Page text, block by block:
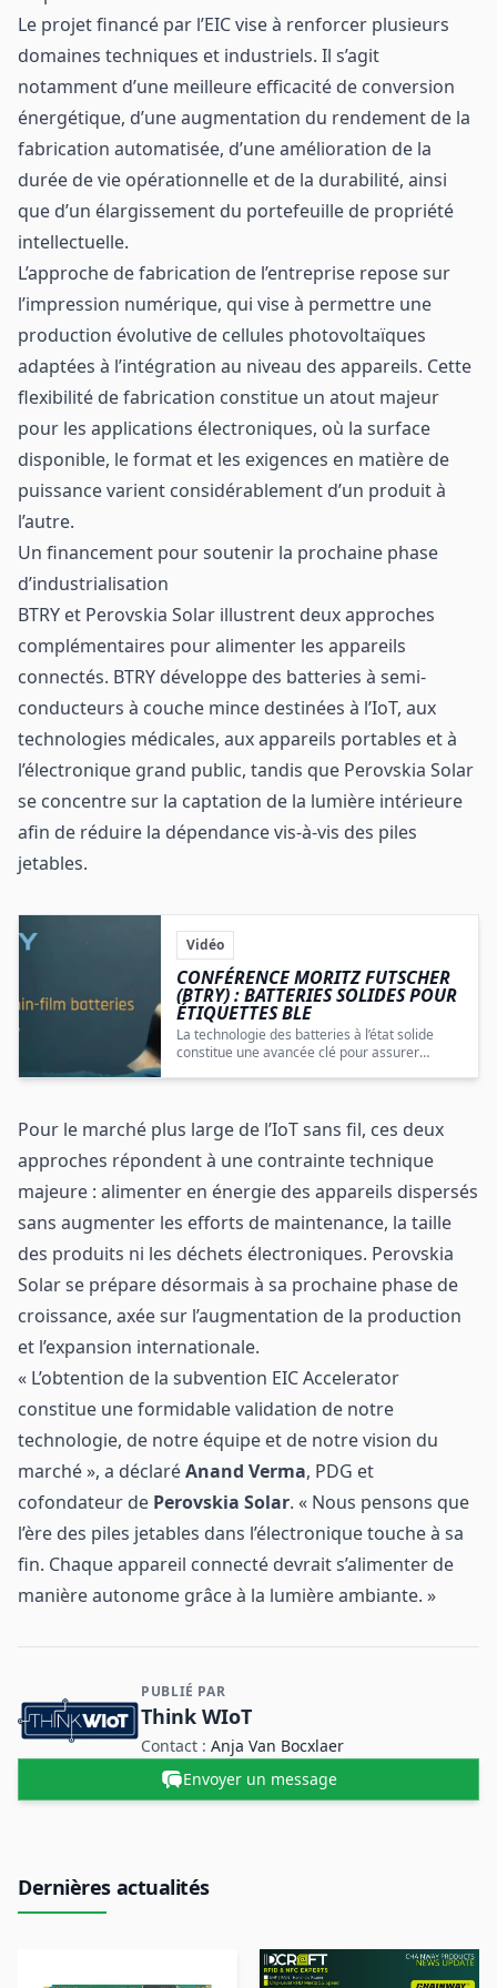
Le projet financé par l’EIC vise à renforcer plusieurs
domaines techniques et industriels. Il s’agit
notamment d’une meilleure efficacité de conversion
énergétique, d’une augmentation du rendement de la
fabrication automatisée, d’une amélioration de la
durée de vie opérationnelle et de la durabilité, ainsi
que d’un élargissement du portefeuille de propriété
intellectuelle.
L’approche de fabrication de l’entreprise repose sur
l’impression numérique, qui vise à permettre une
production évolutive de cellules photovoltaïques
adaptées à l’intégration au niveau des appareils. Cette
flexibilité de fabrication constitue un atout majeur
pour les applications électroniques, où la surface
disponible, le format et les exigences en matière de
puissance varient considérablement d’un produit à
l’autre.
Un financement pour soutenir la prochaine phase
d’industrialisation
BTRY et Perovskia Solar illustrent deux approches
complémentaires pour alimenter les appareils
connectés. BTRY développe des batteries à semi-
conducteurs à couche mince destinées à l’IoT, aux
technologies médicales, aux appareils portables et à
l’électronique grand public, tandis que Perovskia Solar
se concentre sur la captation de la lumière intérieure
afin de réduire la dépendance vis-à-vis des piles
jetables.
Vidéo
CONFÉRENCE MORITZ FUTSCHER
(BTRY) : BATTERIES SOLIDES POUR
ÉTIQUETTES BLE
La technologie des batteries à l’état solide
constitue une avancée clé pour assurer
Pour le marché plus large de l’IoT sans fil, ces deux
approches répondent à une contrainte technique
majeure : alimenter en énergie des appareils dispersés
sans augmenter les efforts de maintenance, la taille
des produits ni les déchets électroniques. Perovskia
Solar se prépare désormais à sa prochaine phase de
croissance, axée sur l’augmentation de la production
et l’expansion internationale.
« L’obtention de la subvention EIC Accelerator
constitue une formidable validation de notre
technologie, de notre équipe et de notre vision du
marché », a déclaréAnand Verma, PDG et
cofondateur de Perovskia Solar. « Nous pensons que
l’ère des piles jetables dans l’électronique touche à sa
fin. Chaque appareil connecté devrait s’alimenter de
manière autonome grâce à la lumière ambiante. »
Contact et informations sur l'entreprise
PUBLIÉ PAR
Think WIoT
Contact :Anja Van Bocxlaer
Envoyer un message
Dernières actualités